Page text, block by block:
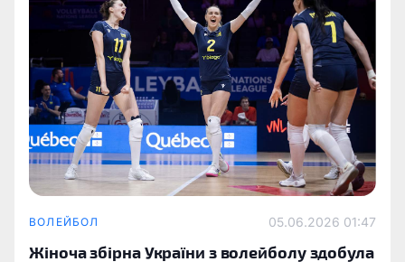
ВОЛЕЙБОЛ 05.06.2026 01:47
Жіноча збірна України з волейболу здобула